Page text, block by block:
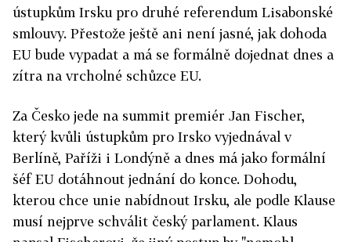
ústupkům Irsku pro druhé referendum Lisabonské
smlouvy. Přestože ještě ani není jasné, jak dohoda
EU bude vypadat a má se formálně dojednat dnes a
zítra na vrcholné schůzce EU.
Za Česko jede na summit premiér Jan Fischer,
který kvůli ústupkům pro Irsko vyjednával v
Berlíně, Paříži i Londýně a dnes má jako formální
šéf EU dotáhnout jednání do konce. Dohodu,
kterou chce unie nabídnout Irsku, ale podle Klause
musí nejprve schválit český parlament. Klaus